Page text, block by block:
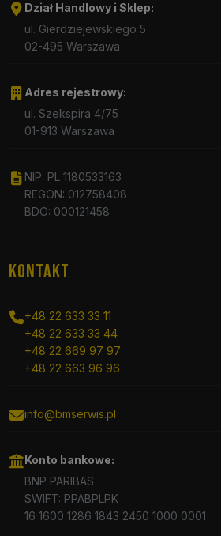
Dział Handlowy i Sklep:
ul. Gierdziejewskiego 5
02-495 Warszawa
Adres rejestrowy:
ul. Szekspira 4/75
01-913 Warszawa
NIP: PL 1180533163
REGON: 012758408
BDO: 000121458
KONTAKT
+48 22 633 33 11
+48 22 633 33 44
+48 22 669 97 97
+48 22 663 96 96
info@bmserwis.pl
Konto bankowe:
BNP PARIBAS
SWIFT: PPABPLPK
16 1600 1286 1843 2450 1000 0001